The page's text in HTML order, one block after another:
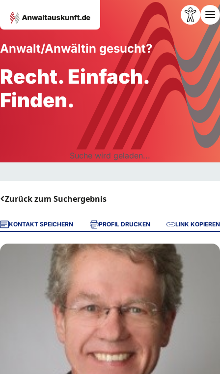
Anwalt/Anwältin gesucht?
Recht. Einfach.
Finden.
Suche wird geladen...
Zurück zum Suchergebnis
KONTAKT SPEICHERN PROFIL DRUCKEN LINK KOPIEREN